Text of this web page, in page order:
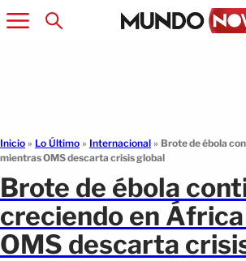
Inicio » Lo Último » Internacional » Brote de ébola
mientras OMS descarta crisis global
Brote de ébola
creciendo en
OMS descarta